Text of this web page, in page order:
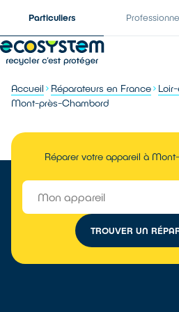
Particuliers
Accueil Réparateurs en France
Mont-près-Chambord
Réparer votre appareil à
TROUVER UN